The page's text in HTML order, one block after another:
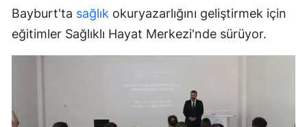
Bayburt'ta sağlık okuryazarlığını geliştirmek için
eğitimler Sağlıklı Hayat Merkezi'nde sürüyor.